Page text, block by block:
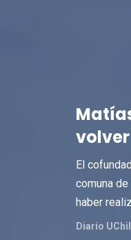
El
comuna
haber
Diario